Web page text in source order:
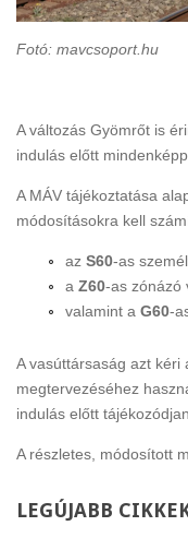
Fotó: mavcsoport.hu
A változás Gyömrőt is
indulás előtt
A MÁV tájékoztatása
módosításokra kell
az S60-as
a Z60-as zónázó
valamint a G60-
A vasúttársaság azt kéri
megtervezéséhez
indulás előtt
A részletes, módosított
LEGÚJABB